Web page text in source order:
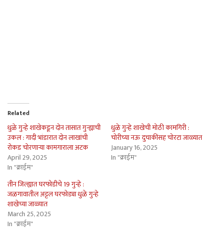
Related
धुळे गुन्हे शाखेकडून दोन तासात गुन्ह्याची
उकल : गादी भांडारात दोन लाखांची
रोकड चोरणार्‍या कामगाराला अटक
April 29, 2025
In "क्राईम"
धुळे गुन्हे शाखेची मोठी कामगिरी :
चोरीच्या नऊ दुचाकींसह चोरटा जाळ्यात
January 16, 2025
In "क्राईम"
तीन जिल्ह्यात घरफोडीचे 19 गुन्हे :
जळगावातील अट्टल घरफोड्या धुळे गुन्हे
शाखेच्या जाळ्यात
March 25, 2025
In "क्राईम"